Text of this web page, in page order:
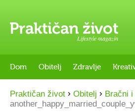
Lifestyle magazin
Dom Obitelj Zdravlje
Praktičan život › Obitelj › Bračni